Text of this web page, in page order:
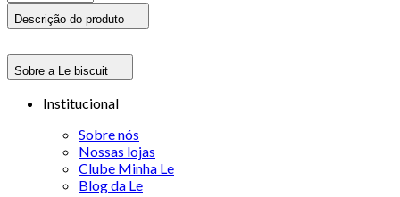
Descrição do produto
Sobre a Le biscuit
Institucional
Sobre nós
Nossas lojas
Clube Minha Le
Blog da Le